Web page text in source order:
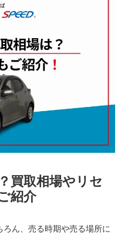
買取相場やリセ
紹介
ん、売る時期や売る場所に